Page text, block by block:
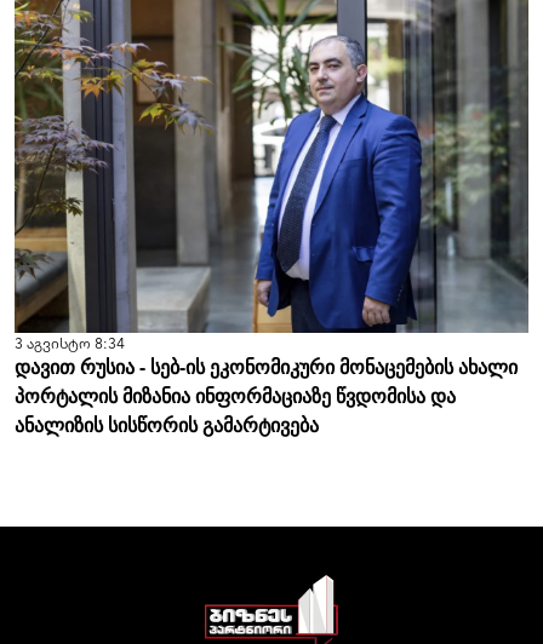
3 აგვისტო 8:34
დავით რუსია - სებ-ის ეკონომიკური მონაცემების ახალი
პორტალის მიზანია ინფორმაციაზე წვდომისა და
ანალიზის სისწორის გამარტივება